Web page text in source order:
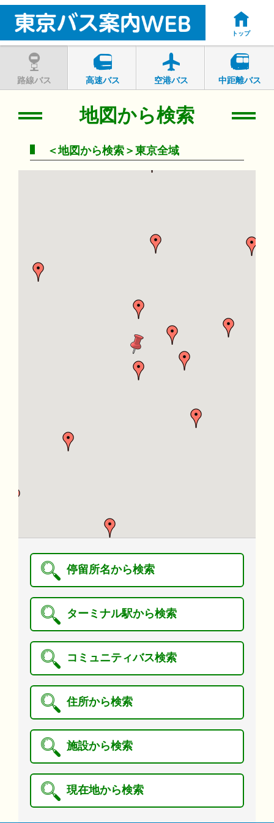
トップ
路線バス 高速バス 空港バス 中距離バス
地図から検索
＜地図から検索＞東京全域
停留所名から検索
ターミナル駅から検索
コミュニティバス検索
住所から検索
施設から検索
現在地から検索